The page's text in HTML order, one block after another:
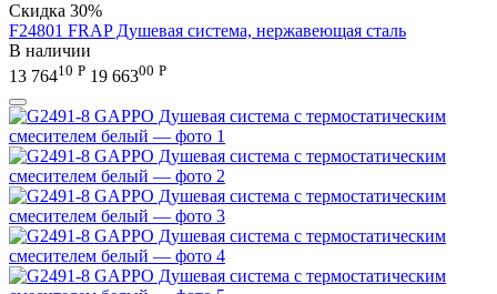
Скидка 30%
F24801 FRAP Душевая система, нержавеющая сталь
В наличии
13 76410 Р 19 66300 Р